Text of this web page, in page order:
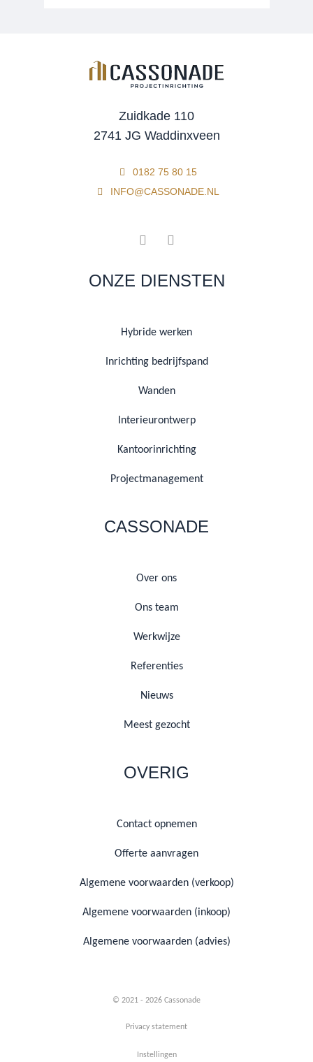
Zuidkade 110
2741 JG Waddinxveen
0182 75 80 15
INFO@CASSONADE.NL
ONZE DIENSTEN
Hybride werken
Inrichting bedrijfspand
Wanden
Interieurontwerp
Kantoorinrichting
Projectmanagement
CASSONADE
Over ons
Ons team
Werkwijze
Referenties
Nieuws
Meest gezocht
OVERIG
Contact opnemen
Offerte aanvragen
Algemene voorwaarden (verkoop)
Algemene voorwaarden (inkoop)
Algemene voorwaarden (advies)
© 2021 - 2026 Cassonade
Privacy statement
Instellingen